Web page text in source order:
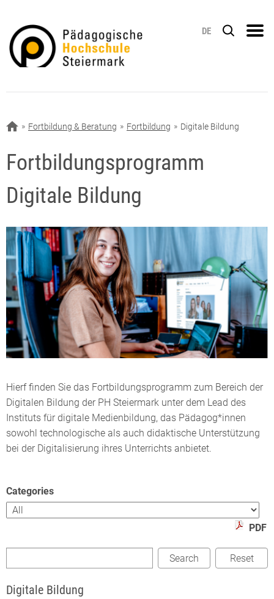
DE
Fortbildung & Beratung Fortbildung Digitale Bildung
Fortbildungsprogramm
Digitale Bildung
Hierf finden Sie das Fortbildungsprogramm zum Bereich der
Digitalen Bildung der PH Steiermark unter dem Lead des
Instituts für digitale Medienbildung, das Pädagog*innen
sowohl technologische als auch didaktische Unterstützung
bei der Digitalisierung ihres Unterrichts anbietet.
Categories
PDF
Digitale Bildung